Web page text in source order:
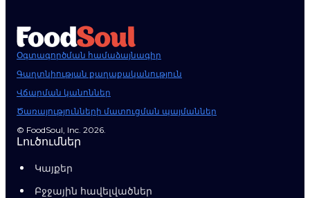
Օգտագործման համաձայնագիր
Գաղտնիության քաղաքականություն
Վճարման կանոններ
Ծառայությունների մատուցման պայմաններ
© FoodSoul, Inc. 2026.
Լուծումներ
Կայքեր
Բջջային հավելվածներ